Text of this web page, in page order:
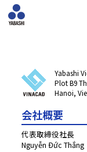
Yabashi
Plot B9
Hanoi,
会社概要
Nguyễn Đức Thắng